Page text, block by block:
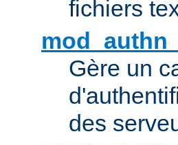
fichiers
Gère un
des